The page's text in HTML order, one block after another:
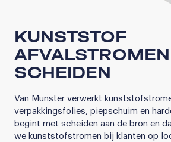
KUNSTSTOF
AFVALSTROMEN
SCHEIDEN
Van Munster verwerkt
verpakkingsfolies, piepschuim en
begint met scheiden aan de bron en
we kunststofstromen bij klanten op